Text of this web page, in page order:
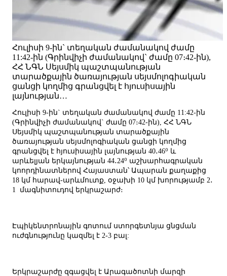
Հուլիսի 9-ին` տեղական ժամանակով ժամը
11:42-ին (Գրինվիչի ժամանակով` ժամը 07։42-ին),
ՀՀ ՆԳՆ Սեյսմիկ պաշտպանության
տարածքային ծառայության սեյսմոլոգիական
ցանցի կողմից գրանցվել է հյուսիսային
լայնության…
Հուլիսի 9-ին` տեղական ժամանակով ժամը 11:42-ին
(Գրինվիչի ժամանակով` ժամը 07։42-ին), ՀՀ ՆԳՆ
Սեյսմիկ պաշտպանության տարածքային
ծառայության սեյսմոլոգիական ցանցի կողմից
գրանցվել է հյուսիսային լայնության 40․46⁰ և
արևելյան երկայնության 44․24⁰ աշխարհագրական
կոորդինատներով Հայաստան՝ Ապարան քաղաքից
18 կմ հարավ-արևմուտք, օջախի 10 կմ խորությամբ 2․
1 մագնիտուդով երկրաշարժ։
Էպիկենտրոնային գոտում ստորգետնյա ցնցման
ուժգնությունը կազմել է 2-3 բալ:
Երկրաշարժը զգացվել է Արագածոտնի մարզի